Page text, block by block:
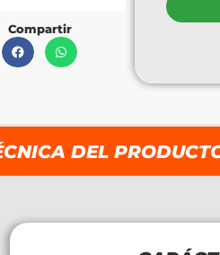
Compartir
DEL